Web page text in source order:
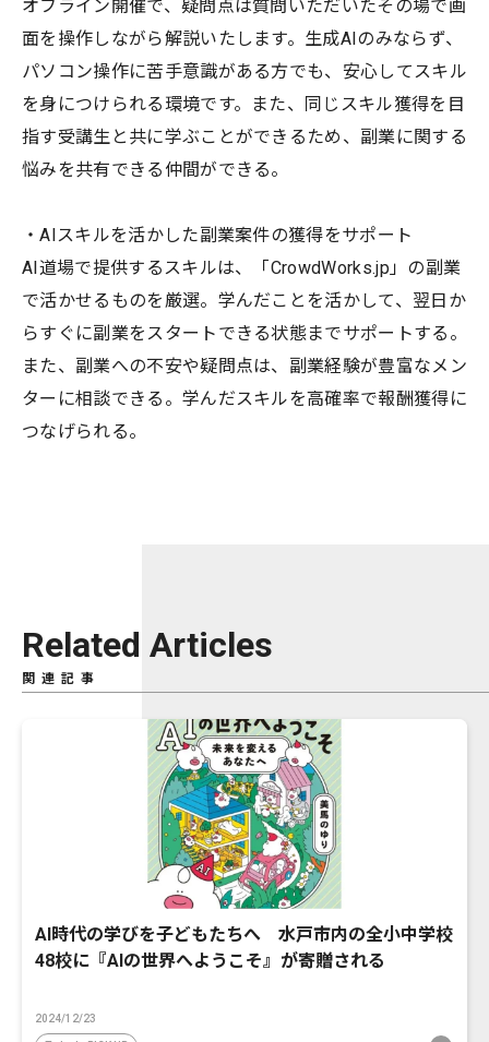
オフライン開催で、疑問点は質問いただいたその場で画
面を操作しながら解説いたします。生成AIのみならず、
パソコン操作に苦手意識がある方でも、安心してスキル
を身につけられる環境です。また、同じスキル獲得を目
指す受講生と共に学ぶことができるため、副業に関する
悩みを共有できる仲間ができる。
・AIスキルを活かした副業案件の獲得をサポート
AI道場で提供するスキルは、「CrowdWorks.jp」の副業
で活かせるものを厳選。学んだことを活かして、翌日か
らすぐに副業をスタートできる状態までサポートする。
また、副業への不安や疑問点は、副業経験が豊富なメン
ターに相談できる。学んだスキルを高確率で報酬獲得に
つなげられる。
Related Articles
関連記事
AI時代の学びを子どもたちへ 水戸市内の全小中学校
48校に『AIの世界へようこそ』が寄贈される
2024/12/23